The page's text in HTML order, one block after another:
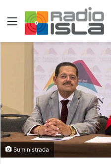
Menu
Suministrada